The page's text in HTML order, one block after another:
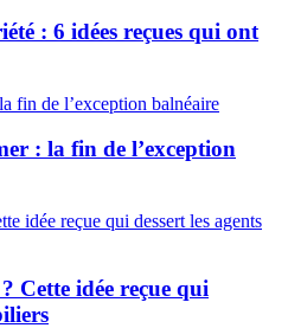
: 6 idées reçues qui ont
: la fin de l’exception
Cette idée reçue qui